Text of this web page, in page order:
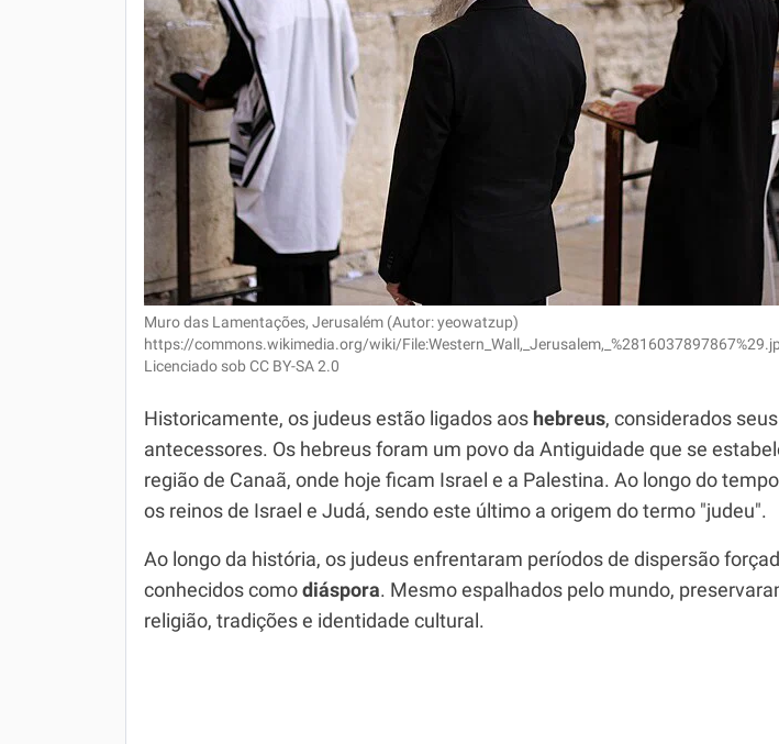
Muro das Lamentações, Jerusalém (Autor: yeowatzup)
https://commons.wikimedia.org/wiki/
Licenciado sob CC BY-SA 2.0
Historicamente, os judeus estão ligados aos hebreus, considerados seus
antecessores. Os hebreus foram um povo da Antiguidade que se
região de Canaã, onde hoje ficam Israel e a Palestina. Ao longo do
os reinos de Israel e Judá, sendo este último a origem do termo "judeu".
Ao longo da história, os judeus enfrentaram períodos de dispersão
conhecidos como diáspora. Mesmo espalhados pelo mundo,
religião, tradições e identidade cultural.